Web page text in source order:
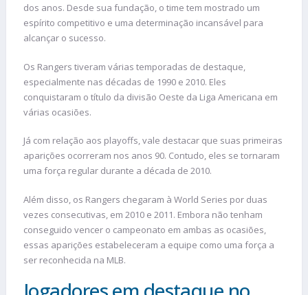
dos anos. Desde sua fundação, o time tem mostrado um
espírito competitivo e uma determinação incansável para
alcançar o sucesso.
Os Rangers tiveram várias temporadas de destaque,
especialmente nas décadas de 1990 e 2010. Eles
conquistaram o título da divisão Oeste da Liga Americana em
várias ocasiões.
Já com relação aos playoffs, vale destacar que suas primeiras
aparições ocorreram nos anos 90. Contudo, eles se tornaram
uma força regular durante a década de 2010.
Além disso, os Rangers chegaram à World Series por duas
vezes consecutivas, em 2010 e 2011. Embora não tenham
conseguido vencer o campeonato em ambas as ocasiões,
essas aparições estabeleceram a equipe como uma força a
ser reconhecida na MLB.